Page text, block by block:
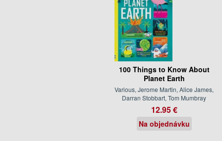
100 Things to Know About
Planet Earth
Various, Jerome Martin, Alice James,
Darran Stobbart, Tom Mumbray
12.95 €
Na objednávku